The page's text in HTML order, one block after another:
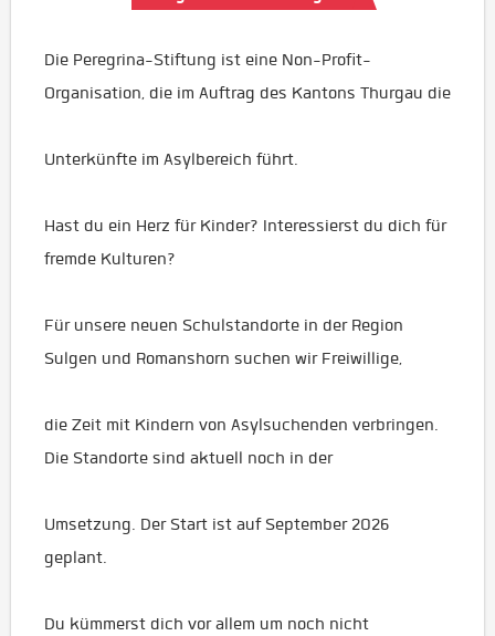
Die Peregrina-Stiftung ist eine Non-Profit-
Organisation, die im Auftrag des Kantons Thurgau die
Unterkünfte im Asylbereich führt.
Hast du ein Herz für Kinder? Interessierst du dich für
fremde Kulturen?
Für unsere neuen Schulstandorte in der Region
Sulgen und Romanshorn suchen wir Freiwillige,
die Zeit mit Kindern von Asylsuchenden verbringen.
Die Standorte sind aktuell noch in der
Umsetzung. Der Start ist auf September 2026
geplant.
Du kümmerst dich vor allem um noch nicht